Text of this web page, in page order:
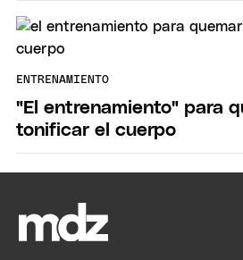
ENTRENAMIENTO
"El entrenamiento" para
tonificar el cuerpo